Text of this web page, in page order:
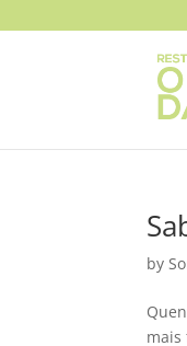
by
mais